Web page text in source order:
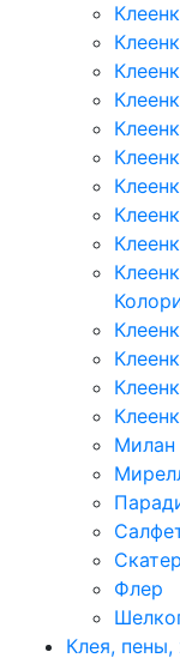
Милан
Флер
Клея,